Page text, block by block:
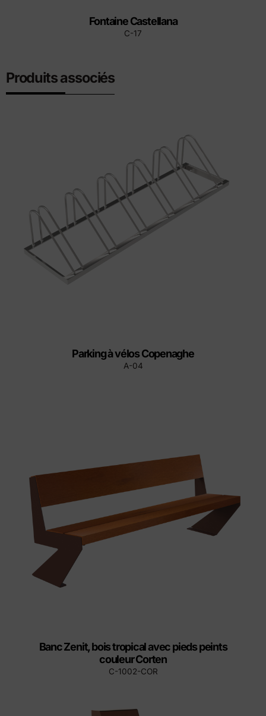
Fontaine Castellana
C-17
Produits associés
Parking à vélos Copenaghe
A-04
Banc Zenit, bois tropical avec pieds peints
couleur Corten
C-1002-COR